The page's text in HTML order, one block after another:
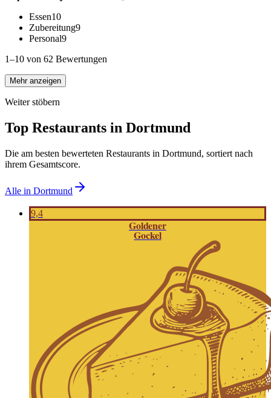
Essen10
Zubereitung9
Personal9
1–10 von 62 Bewertungen
Mehr anzeigen
Weiter stöbern
Top Restaurants in Dortmund
Die am besten bewerteten Restaurants in Dortmund, sortiert nach
ihrem Gesamtscore.
Alle in Dortmund
9,4
Goldener
Gockel